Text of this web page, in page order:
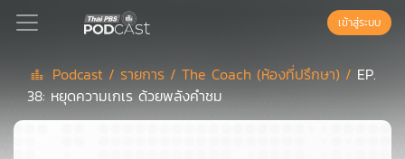
Podcast
เข้าสู่ระบบ
Podcast / รายการ /The Coach (ห้องที่ปรึกษา) / EP.
38: หยุดความเกเร ด้วยพลังคำชม